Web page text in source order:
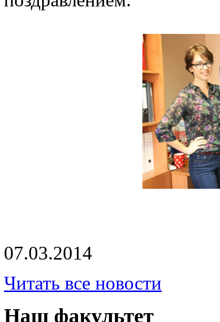
07.03.2014
Читать все новости
Наш факультет